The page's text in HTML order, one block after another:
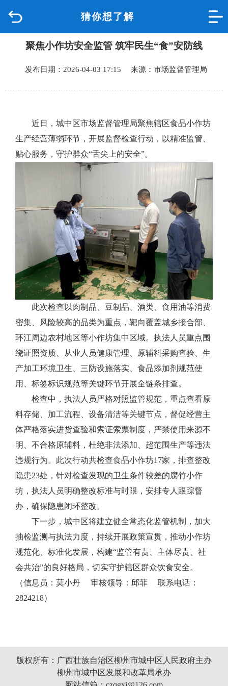
猜你想了解
品质城中
新闻中心
互动回应
聚焦小作坊安全监管 筑牢民生“食”安防线
发布日期：2026-04-03 17:15 来源：市场监督管理局
近日，城中区市场监督管理局聚焦辖区食品小作坊
生产经营薄弱环节，开展监督检查行动，以精准监管、
贴心服务，守护群众“舌尖上的安全”。
此次检查以肉制品、豆制品、酒类、食用油等消费
密集、风险较高的品类为重点，靶向覆盖城乡接合部、
环江周边农村地区等小作坊集中区域。执法人员重点围
绕证照资质、从业人员健康管理、原辅料采购查验、生
产加工环境卫生、三防设施落实、食品添加剂规范使
用、标签标识规范等关键环节开展全链条排查。
检查中，执法人员严格对照监管规范，重点查看原
料存储、加工流程、设备清洁等关键节点，督促经营主
体严格落实进货查验和索证索票制度，严禁使用来源不
明、不合格原辅料，杜绝非法添加、超范围生产等违法
违规行为。此次行动共检查食品小作坊17家，排查整改
隐患23处，针对检查发现的卫生条件较差的腐竹小作
坊，执法人员明确整改标准与时限，安排专人跟踪督
办，确保隐患闭环整改。
下一步，城中区将建立健全常态化监管机制，加大
抽检监测与执法力度，持续开展政策宣贯，推动小作坊
规范化、标准化发展，构建“监管有责、主体尽责、社
会共治”的良好格局，切实守护辖区群众饮食安全。
（信息员：莫小丹 审核领导：邱菲 联系电话：
2824218）
版权所有：广西壮族自治区柳州市城中区人民政府主办
柳州市城中区发展和改革局承办